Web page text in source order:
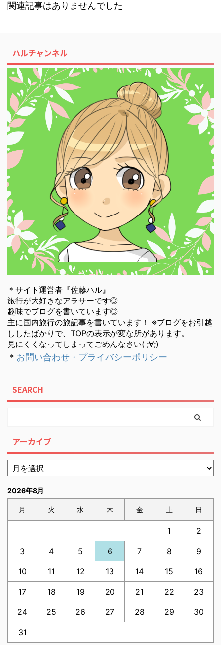
関連記事はありませんでした
ハルチャンネル
＊サイト運営者『佐藤ハル』
旅行が大好きなアラサーです◎
趣味でブログを書いています◎
主に国内旅行の旅記事を書いています！ ※ブログをお引越
ししたばかりで、TOPの表示が変な所があります。
見にくくなってしまってごめんなさい( ;∀;)
＊ お問い合わせ・プライバシーポリシー
SEARCH
アーカイブ
2026年8月
月 火 水 木 金 土 日
1 2
3 4 5 6 7 8 9
10 11 12 13 14 15 16
17 18 19 20 21 22 23
24 25 26 27 28 29 30
31